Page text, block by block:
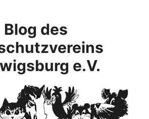
Blog des
e.V.